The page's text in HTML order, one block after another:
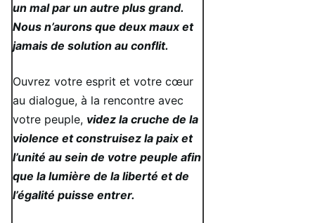
un mal par un autre plus grand.
Nous n’aurons que deux maux et
jamais de solution au conflit.
Ouvrez votre esprit et votre cœur
au dialogue, à la rencontre avec
votre peuple, videz la cruche de la
violence et construisez la paix et
l’unité au sein de votre peuple afin
que la lumière de la liberté et de
l’égalité puisse entrer.